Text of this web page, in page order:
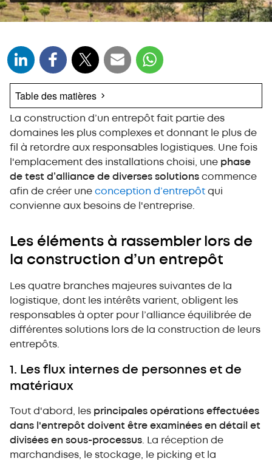
Table des matières
Les éléments à rassembler lors de la
construction d’un entrepôt
1. Les flux internes de personnes et de matériaux
2. L’accès aux marchandises
3. L’espace de stockage disponible
4. Le type de marchandises et leurs caractéristiques
(Throughput)
La construction d’un entrepôt fait partie des
domaines les plus complexes et donnant le plus de
fil à retordre aux responsables logistiques. Une fois
l'emplacement des installations choisi, une phase
de test d’alliance de diverses solutions commence
afin de créer une conception d’entrepôt qui
convienne aux besoins de l'entreprise.
Les éléments à rassembler lors de
la construction d’un entrepôt
Les quatre branches majeures suivantes de la
logistique, dont les intérêts varient, obligent les
responsables à opter pour l’alliance équilibrée de
différentes solutions lors de la construction de leurs
entrepôts.
1. Les flux internes de personnes et de
matériaux
Tout d'abord, les principales opérations effectuées
dans l'entrepôt doivent être examinées en détail et
divisées en sous-processus . La réception de
marchandises, le stockage, le picking et la